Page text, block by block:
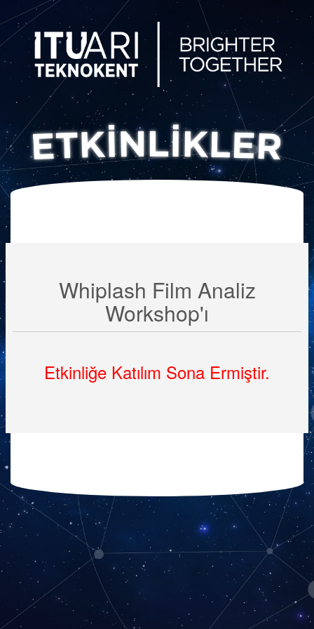
Whiplash Film Analiz
Workshop'ı
Etkinliğe Katılım Sona Ermiştir.